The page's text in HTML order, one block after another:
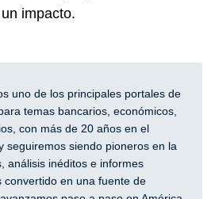
impacto.
uno de los principales portales de
temas bancarios, económicos,
con más de 20 años en el
seguiremos siendo pioneros en la
análisis inéditos e informes
convertido en una fuente de